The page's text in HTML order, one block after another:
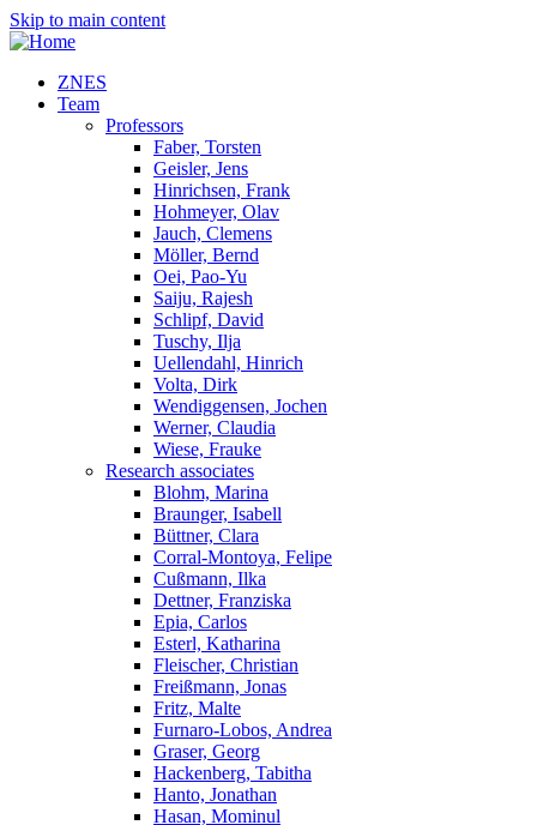
Skip to main content
ZNES
Team
Professors
Faber, Torsten
Geisler, Jens
Hinrichsen, Frank
Hohmeyer, Olav
Jauch, Clemens
Möller, Bernd
Oei, Pao-Yu
Saiju, Rajesh
Schlipf, David
Tuschy, Ilja
Uellendahl, Hinrich
Volta, Dirk
Wendiggensen, Jochen
Werner, Claudia
Wiese, Frauke
Research associates
Blohm, Marina
Braunger, Isabell
Büttner, Clara
Corral-Montoya, Felipe
Cußmann, Ilka
Dettner, Franziska
Epia, Carlos
Esterl, Katharina
Fleischer, Christian
Freißmann, Jonas
Fritz, Malte
Furnaro-Lobos, Andrea
Graser, Georg
Hackenberg, Tabitha
Hanto, Jonathan
Hasan, Mominul